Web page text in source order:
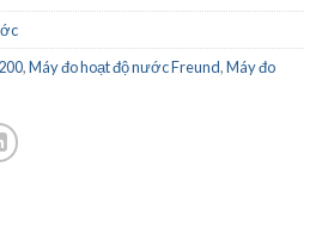
,Máy đo hoạt độ nước Freund,Máy đo